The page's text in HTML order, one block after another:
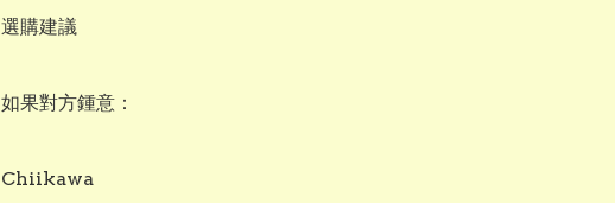
選購建議
如果對方鍾意：
Chiikawa